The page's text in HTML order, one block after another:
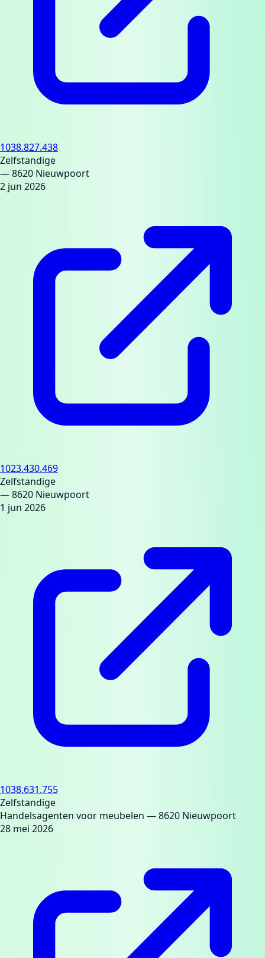
1038.827.438
Zelfstandige
— 8620 Nieuwpoort
2 jun 2026
1023.430.469
Zelfstandige
— 8620 Nieuwpoort
1 jun 2026
1038.631.755
Zelfstandige
Handelsagenten voor meubelen — 8620 Nieuwpoort
28 mei 2026